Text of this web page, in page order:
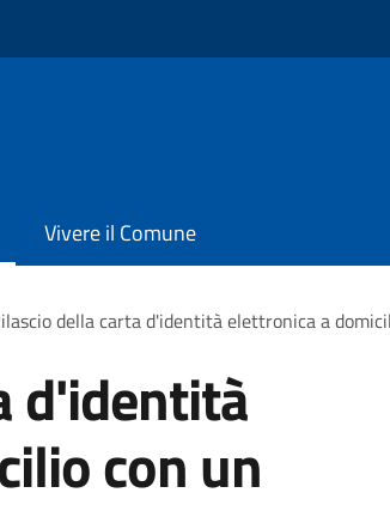
Vivere il Comune
della carta d'identità elettronica a
d'identità
con un